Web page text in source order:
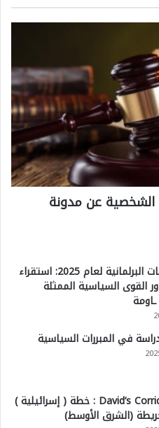
الشخصية عن مدونة
خارطة الانتخابات البرلمانية لعام 2025: استقراء
القوى السياسية الممثلة
في المبررات السياسية
ممر داوود David’s Corrido : خطة ( إسرائيلية )
(الشرق الأوسط)